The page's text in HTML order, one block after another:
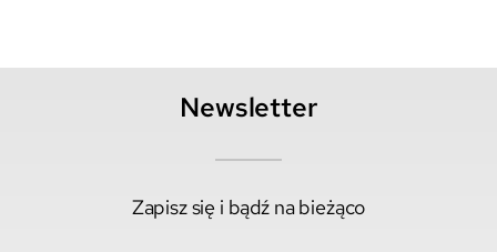
Newsletter
Zapisz się i bądź na bieżąco